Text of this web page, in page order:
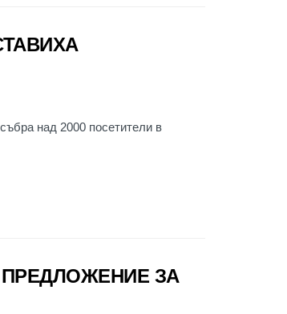
над 2000 посетители в
ПРЕДЛОЖЕНИЕ ЗА